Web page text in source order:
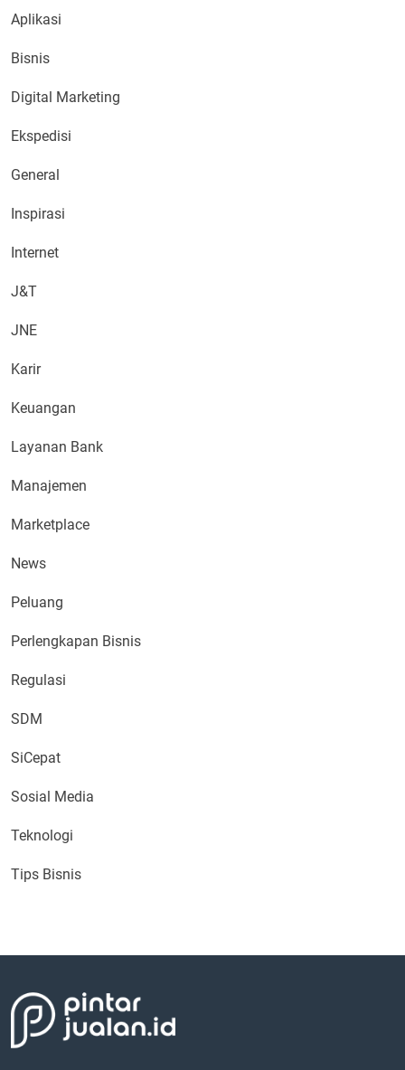
Aplikasi
Bisnis
Digital Marketing
Ekspedisi
General
Inspirasi
Internet
J&T
JNE
Karir
Keuangan
Layanan Bank
Manajemen
Marketplace
News
Peluang
Perlengkapan Bisnis
Regulasi
SDM
SiCepat
Sosial Media
Teknologi
Tips Bisnis